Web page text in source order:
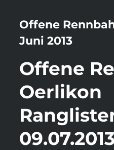
Offene
Juni 2013
Offene
Oerlikon